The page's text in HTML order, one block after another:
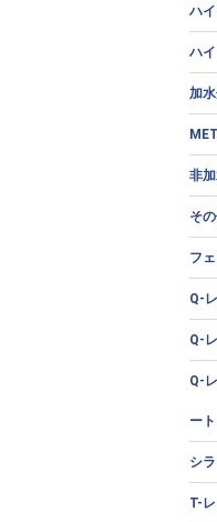
ハ
ハ
加
非
そ
フ
Q-
Q-
Q-
ート
シ
T-